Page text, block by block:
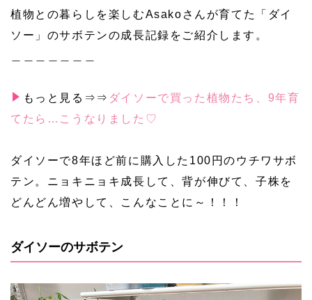
植物との暮らしを楽しむAsakoさんが育てた「ダイ
ソー」のサボテンの成長記録をご紹介します。
もっと見る⇒⇒ ダイソーで買った植物たち、9年育
てたら…こうなりました♡
ダイソーで8年ほど前に購入した100円のウチワサボ
テン。ニョキニョキ成長して、背が伸びて、子株を
どんどん増やして、こんなことに～！！！
ダイソーのサボテン